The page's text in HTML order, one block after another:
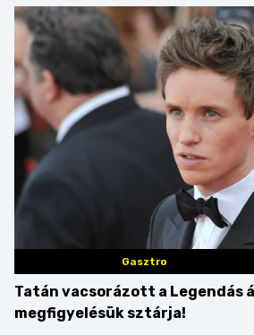
idén is felzabáltuk a
Balaton déli partját
Gasztro
Tatán vacsorázott a Legendás
megfigyelésük sztárja!